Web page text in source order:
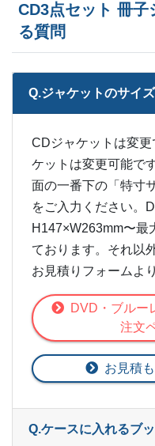
CD3点セット 冊子
る質問
Q.ジャケットのサイ
CDジャケットは変
ケットは変更可能で
面の一番下の「特寸
をご入力ください。
H147×W263mm〜最
ております。それ以
お見積りフォームよ
DVD・ブルー
注文
お見積
Q.ケースに入れるブ